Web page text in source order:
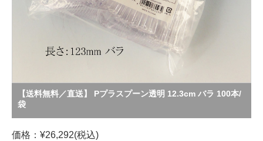
【送料無料／直送】 Pプラスプーン透明 12.3cm バラ 100本/
袋
価格：¥26,292(税込)